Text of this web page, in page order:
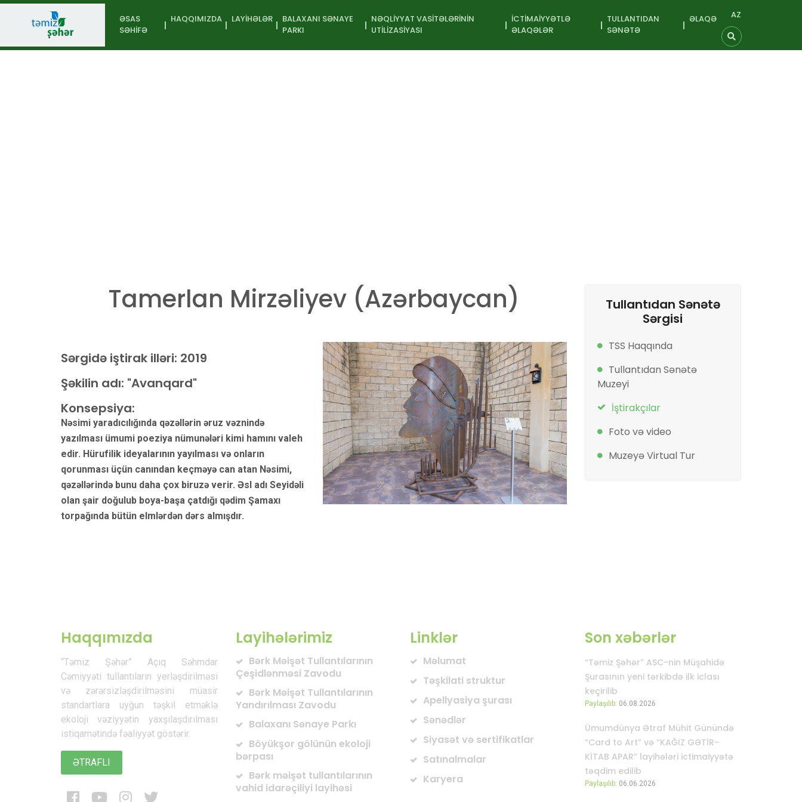
AZ
ƏSAS
SƏHIFƏ
HAQQIMIZDA LAYIHƏLƏR
BALAXANI SƏNAYE
PARKI
NƏQLIYYAT VASITƏLƏRININ
UTILIZASIYASI
İCTIMAIYYƏTLƏ
ƏLAQƏLƏR
TULLANTIDAN
SƏNƏTƏ
ƏLAQƏ
Tamerlan Mirzəliyev (Azərbaycan)
Sərgidə iştirak illəri: 2019
Şəkilin adı: "Avanqard"
Konsepsiya:
Nəsimi yaradıcılığında qəzəllərin əruz vəznində
yazılması ümumi poeziya nümunələri kimi hamını valeh
edir. Hürufilik ideyalarının yayılması və onların
qorunması üçün canından keçməyə can atan Nəsimi,
qəzəllərində bunu daha çox biruzə verir. Əsl adı Seyidəli
olan şair doğulub boya-başa çatdığı qədim Şamaxı
torpağında bütün elmlərdən dərs almışdır.
Tullantıdan Sənətə
Sərgisi
TSS Haqqında
Tullantıdan Sənətə
Muzeyi
İştirakçılar
Foto və video
Muzeyə Virtual Tur
Haqqımızda
“Təmiz Şəhər” Açıq Səhmdar
Cəmiyyəti tullantıların yerləşdirilməsi
və zərərsizləşdirilməsini müasir
standartlara uyğun təşkil etməklə
ekoloji vəziyyətin yaxşılaşdırılması
istiqamətində fəaliyyət göstərir.
ƏTRAFLI
Layihələrimiz
Bərk Məişət Tullantılarının
Çeşidlənməsi Zavodu
Bərk Məişət Tullantılarının
Yandırılması Zavodu
Balaxanı Sənaye Parkı
Böyükşor gölünün ekoloji
bərpası
Bərk məişət tullantılarının
vahid idarəçiliyi layihəsi
Linklər
Məlumat
Təşkilati struktur
Apellyasiya şurası
Sənədlər
Siyasət və sertifikatlar
Satınalmalar
Karyera
Son xəbərlər
“Təmiz Şəhər” ASC-nin Müşahidə
Şurasının yeni tərkibdə ilk iclası
keçirilib
Paylaşılıb: 06.08.2026
Ümumdünya Ətraf Mühit Günündə
“Card to Art” və “KAĞIZ GƏTİR–
KİTAB APAR” layihələri ictimaiyyətə
təqdim edilib
Paylaşılıb: 06.06.2026